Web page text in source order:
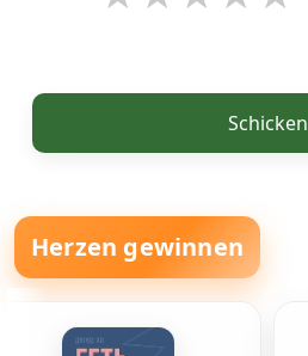
Schicken
Herzen gewinnen